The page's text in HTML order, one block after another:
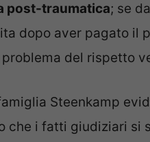
post-traumatica; se
dopo aver pagato il
del rispetto
Steenkamp
che i fatti giudiziari si